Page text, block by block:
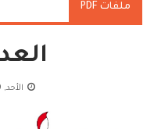
ملفات PDF
العدد -
الأحد, 09 أغسطس 2026